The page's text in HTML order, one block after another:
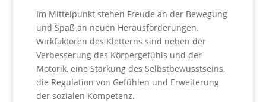
Im Mittelpunkt stehen Freude an der Bewegung
und Spaß an neuen Herausforderungen.
Wirkfaktoren des Kletterns sind neben der
Verbesserung des Körpergefühls und der
Motorik, eine Stärkung des Selbstbewusstseins,
die Regulation von Gefühlen und Erweiterung
der sozialen Kompetenz.